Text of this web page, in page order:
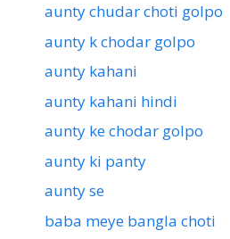
aunty chudar choti golpo
aunty k chodar golpo
aunty kahani
aunty kahani hindi
aunty ke chodar golpo
aunty ki panty
aunty se
baba meye bangla choti